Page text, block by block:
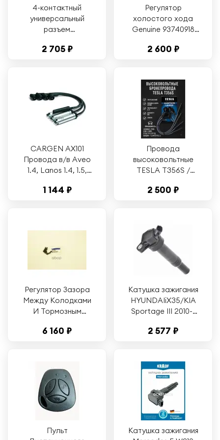
4-контактный
универсальный
разъем
вентилятора
Opel 94749639
13128687 93341907,
13128687
2 705 ₽
Регулятор
холостого хода
Genuine 93740918
Daewoo Lanos
2 600 ₽
CARGEN AX101
Провода в/в Aveo
1.4, Lanos 1.4, 1.5,
уп
1 144 ₽
Провода
высоковольтные
TESLA T356S /
2121, CHEVROLET
2 500 ₽
Регулятор Зазора
Между Колодками
И Тормозным
Hyundai-KIA арт.
6 160 ₽
Катушка зажигания
HYUNDAIiX35/KIA
Sportage III 2010->
2 577 ₽
Пульт
Катушка зажигания